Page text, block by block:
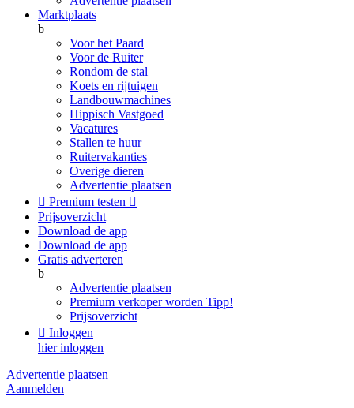
Marktplaats
b
Voor het Paard
Voor de Ruiter
Rondom de stal
Koets en rijtuigen
Landbouwmachines
Hippisch Vastgoed
Vacatures
Stallen te huur
Ruitervakanties
Overige dieren
Advertentie plaatsen
 Premium testen 
Prijsoverzicht
Download de app
Download de app
Gratis adverteren
b
Advertentie plaatsen
Premium verkoper worden Tipp!
Prijsoverzicht
 Inloggen
hier inloggen
Advertentie plaatsen
Aanmelden